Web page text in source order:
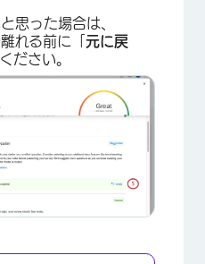
思った場合は、
る前に「 元に戻
ださい。